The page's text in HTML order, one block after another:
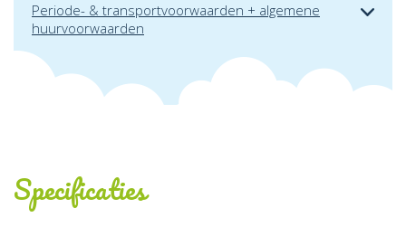
Periode- & transportvoorwaarden + algemene
huurvoorwaarden
Specificaties